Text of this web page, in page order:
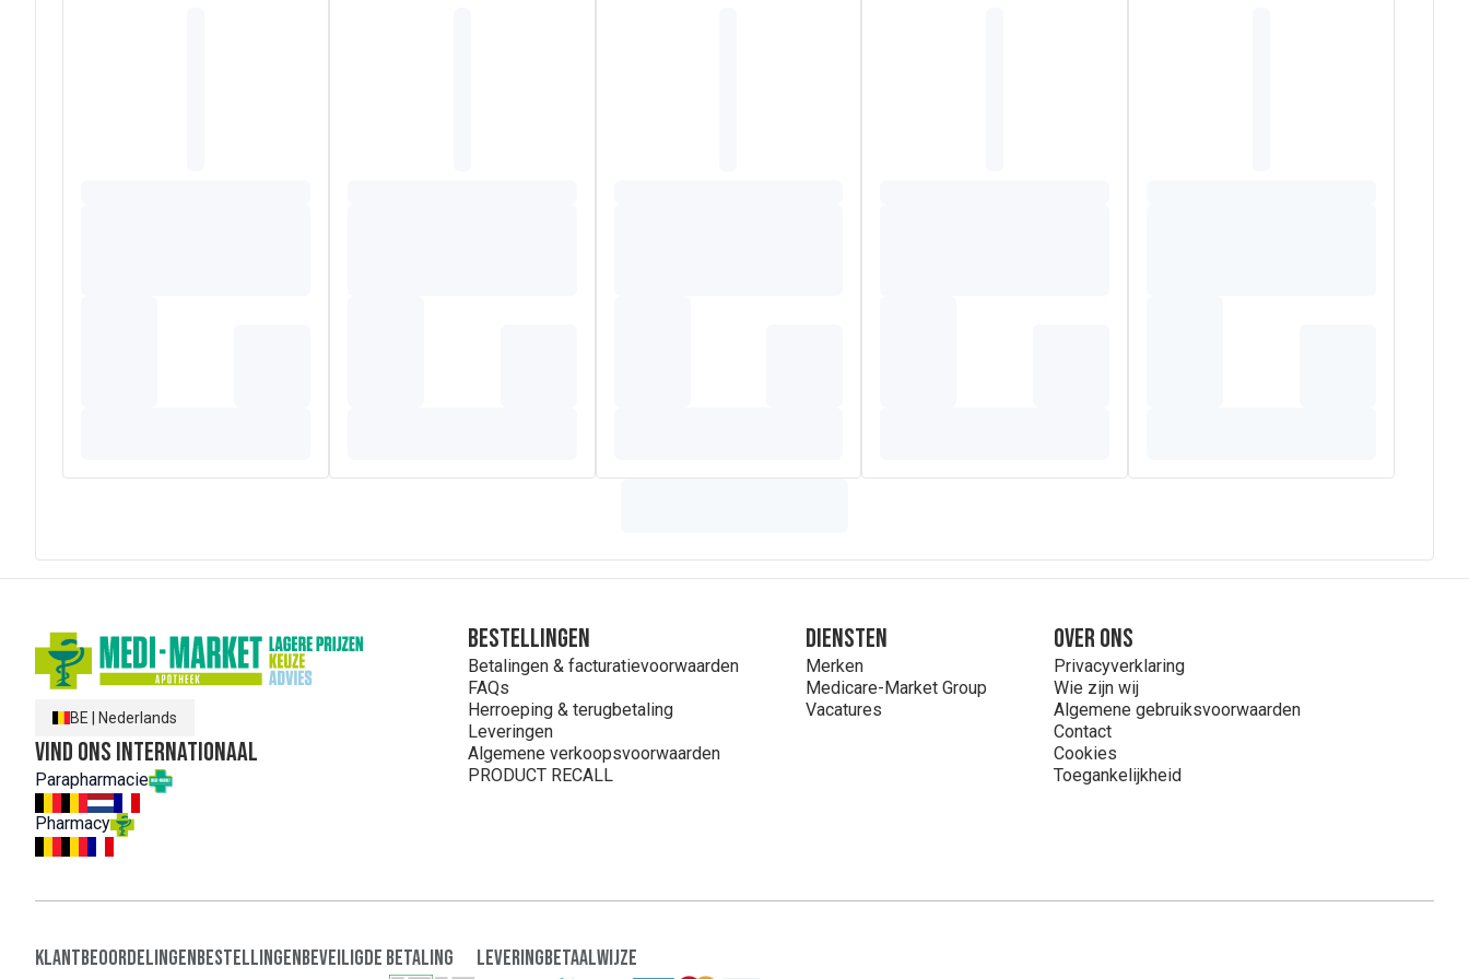
BE Nederlands
Vind ons internationaal
Parapharmacie
Pharmacy
Bestellingen
Betalingen & facturatievoorwaarden
FAQs
Herroeping & terugbetaling
Leveringen
Algemene verkoopsvoorwaarden
PRODUCT RECALL
Diensten
Merken
Medicare-Market Group
Vacatures
Over ons
Privacyverklaring
Wie zijn wij
Algemene gebruiksvoorwaarden
Contact
Cookies
Toegankelijkheid
KlantbeoordelingenBestellingenBeveiligde Betaling LeveringBetaalwijze